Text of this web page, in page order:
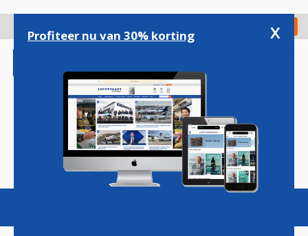
gaan
Check in
Magazine Podcasts Vacatures
Profiteer nu van 30% korting x